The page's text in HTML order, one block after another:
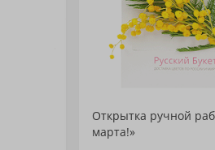
Открытка ручной
марта!»